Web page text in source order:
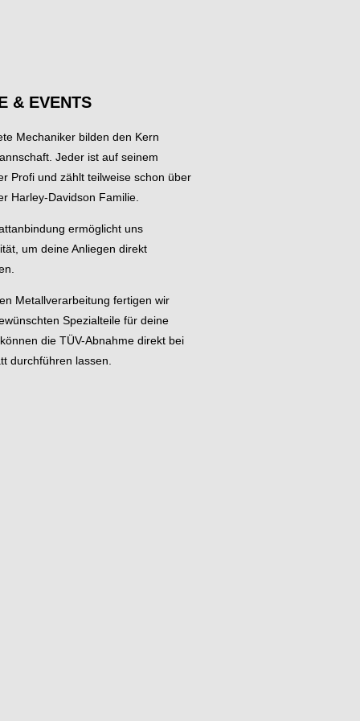
& EVENTS
Mechaniker bilden den Kern
Jeder ist auf seinem
Profi und zählt teilweise schon über
Harley-Davidson Familie.
ermöglicht uns
um deine Anliegen direkt
Metallverarbeitung fertigen wir
Spezialteile für deine
die TÜV-Abnahme direkt bei
durchführen lassen.